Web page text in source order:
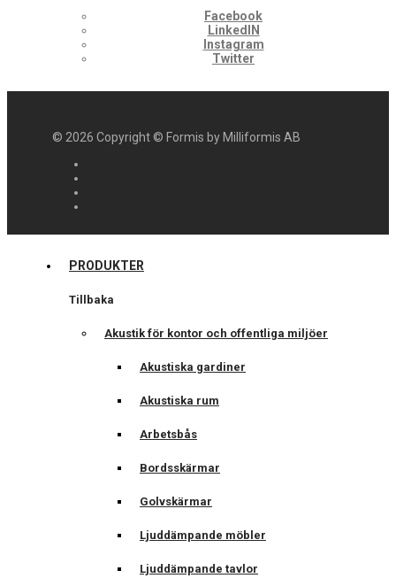
Facebook
LinkedIN
Instagram
Twitter
© 2026 Copyright © Formis by Milliformis AB
PRODUKTER
Tillbaka
Akustik för kontor och offentliga miljöer
Akustiska gardiner
Akustiska rum
Arbetsbås
Bordsskärmar
Golvskärmar
Ljuddämpande möbler
Ljuddämpande tavlor